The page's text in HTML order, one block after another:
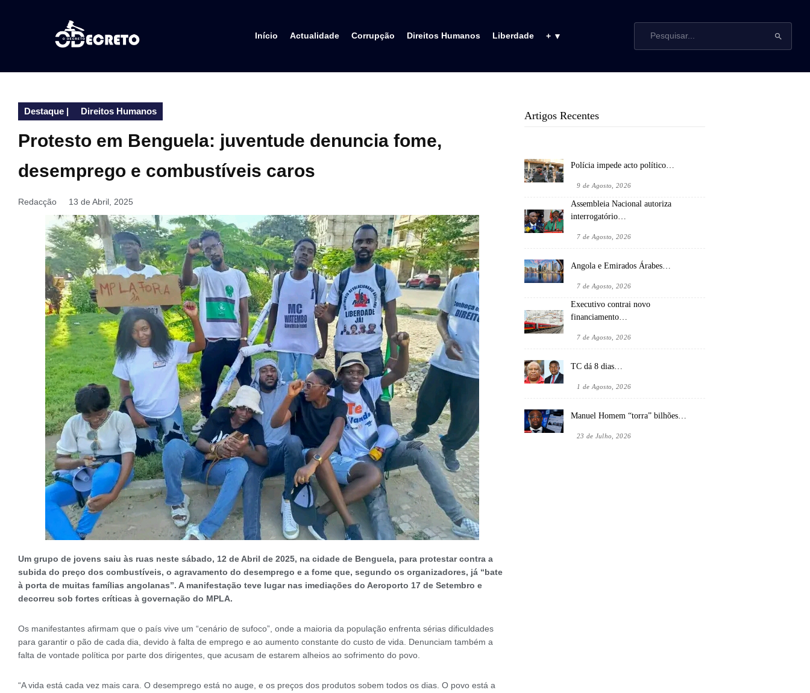
Início Actualidade Corrupção Direitos Humanos Liberdade + ▼
Destaque | Direitos Humanos
Protesto em Benguela: juventude denuncia fome,
desemprego e combustíveis caros
Redacção 13 de Abril, 2025
Um grupo de jovens saiu às ruas neste sábado, 12 de Abril de 2025, na cidade de Benguela, para protestar contra a
subida do preço dos combustíveis, o agravamento do desemprego e a fome que, segundo os organizadores, já “bate
à porta de muitas famílias angolanas”. A manifestação teve lugar nas imediações do Aeroporto 17 de Setembro e
decorreu sob fortes críticas à governação do MPLA.
Os manifestantes afirmam que o país vive um “cenário de sufoco”, onde a maioria da população enfrenta sérias dificuldades
para garantir o pão de cada dia, devido à falta de emprego e ao aumento constante do custo de vida. Denunciam também a
falta de vontade política por parte dos dirigentes, que acusam de estarem alheios ao sofrimento do povo.
“A vida está cada vez mais cara. O desemprego está no auge, e os preços dos produtos sobem todos os dias. O povo está a
Artigos Recentes
Polícia impede acto político…
9 de Agosto, 2026
Assembleia Nacional autoriza
interrogatório…
7 de Agosto, 2026
Angola e Emirados Árabes…
7 de Agosto, 2026
Executivo contrai novo
financiamento…
7 de Agosto, 2026
TC dá 8 dias…
1 de Agosto, 2026
Manuel Homem “torra” bilhões…
23 de Julho, 2026